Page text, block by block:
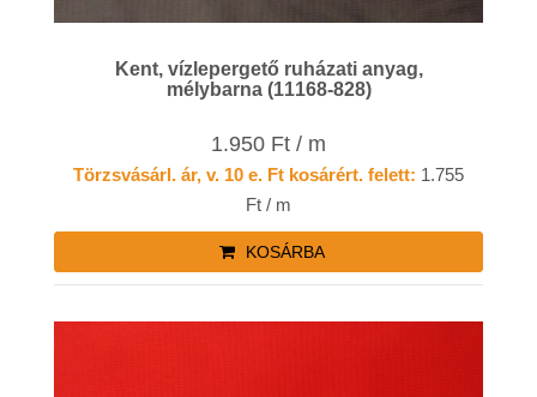
Kent, vízlepergető ruházati anyag,
mélybarna (11168-828)
1.950 Ft / m
Törzsvásárl. ár, v. 10 e. Ft kosárért. felett: 1.755
Ft / m
KOSÁRBA